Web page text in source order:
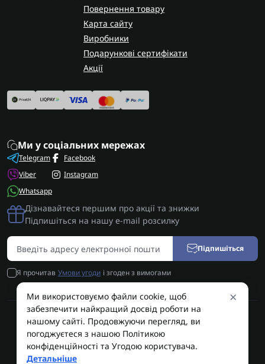
Повернення товару
Карта сайту
Виробники
Подарункові сертифікати
Акції
Ми у соціальних мережах
Telegram
Viber
Whatsapp
Facebook
Instagram
Дізнавайтеся першим про акції та знижки
Підпишіться на нашу e-mail розсилку
Підпишіться
Я прочитав Умови угоди і згоден з вимогами
AUTOSHIFT | Запчастини АКПП | Ремонт АКПП © 2026
AUTOSHIFT
×
Ми використовуємо файли cookie, щоб
забезпечити найкращий досвід роботи на
нашому сайті. Продовжуючи перегляд, ви
погоджуєтеся з нашою Політикою
конфіденційності та Угодою користувача.
Детальніше